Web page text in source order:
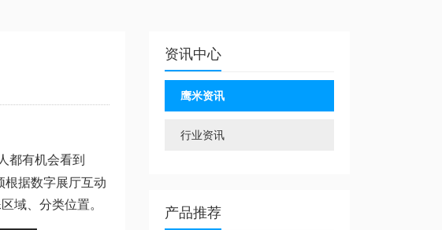
都有机会看到
根据数字展厅互动
域、分类位置。
资讯中心
鹰米资讯
行业资讯
产品推荐